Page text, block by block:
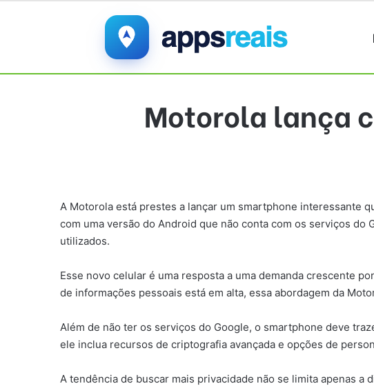
Motorola lança
A Motorola está prestes a lançar um smartphone interessante
com uma versão do Android que não conta com os serviços
utilizados.
Esse novo celular é uma resposta a uma demanda crescente
de informações pessoais está em alta, essa abordagem da
Além de não ter os serviços do Google, o smartphone deve
ele inclua recursos de criptografia avançada e opções de
A tendência de buscar mais privacidade não se limita apenas